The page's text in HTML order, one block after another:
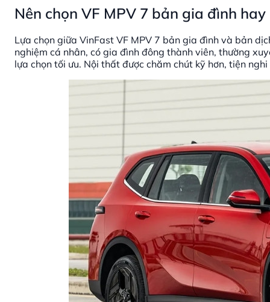
Nên chọn VF MPV 7 bản gia đình
Lựa chọn giữa VinFast VF MPV 7 bản gia đình và bản
nghiệm cá nhân, có gia đình đông thành viên, thường
lựa chọn tối ưu. Nội thất được chăm chút kỹ hơn, tiện